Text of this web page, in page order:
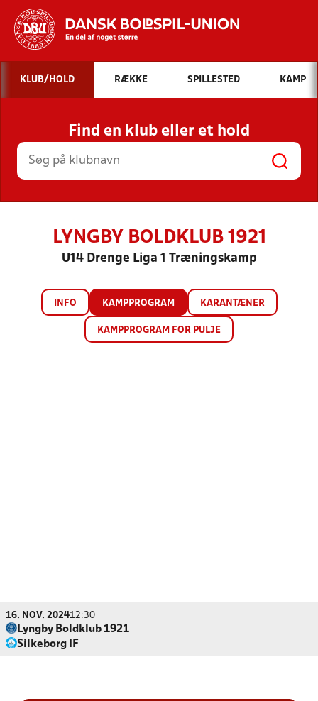
Hvad vil du søge efter?
INDHOLD OG NYHEDER
STILLINGER, RESULTATER, KLUBBER OG
HOLD
KLUB/HOLD RÆKKE SPILLESTED KAMP
Find en klub eller et hold
LYNGBY BOLDKLUB 1921
U14 Drenge Liga 1 Træningskamp
INFO KAMPPROGRAM KARANTÆNER
KAMPPROGRAM FOR PULJE
16. NOV. 202412:30
Lyngby Boldklub 1921
Silkeborg IF